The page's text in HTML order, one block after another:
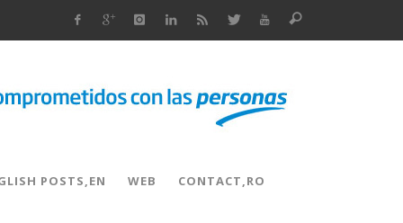
POSTS,EN WEB CONTACT,RO